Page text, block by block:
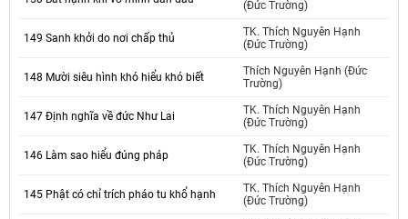
(Đức Trường)
149 Sanh khởi do nơi chấp thủ
TK. Thích Nguyên Hạnh
(Đức Trường)
148 Mười siêu hình khó hiểu khó biết
Thích Nguyên Hạnh (Đức
Trường)
147 Định nghĩa về đức Như Lai
TK. Thích Nguyên Hạnh
(Đức Trường)
146 Làm sao hiểu đúng pháp
TK. Thích Nguyên Hạnh
(Đức Trường)
145 Phật có chỉ trích pháo tu khổ hạnh
TK. Thích Nguyên Hạnh
(Đức Trường)